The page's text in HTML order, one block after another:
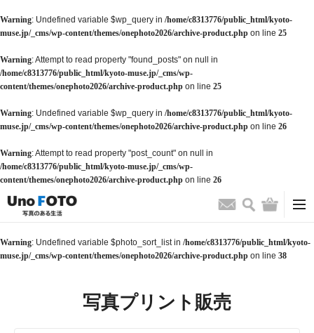
Warning: Undefined variable $wp_query in /home/c8313776/public_html/kyoto-
muse.jp/_cms/wp-content/themes/onephoto2026/archive-product.php on line 25
Warning: Attempt to read property "found_posts" on null in
/home/c8313776/public_html/kyoto-muse.jp/_cms/wp-
content/themes/onephoto2026/archive-product.php on line 25
Warning: Undefined variable $wp_query in /home/c8313776/public_html/kyoto-
muse.jp/_cms/wp-content/themes/onephoto2026/archive-product.php on line 26
Warning: Attempt to read property "post_count" on null in
/home/c8313776/public_html/kyoto-muse.jp/_cms/wp-
content/themes/onephoto2026/archive-product.php on line 26
お問い合わせ
検索 バッグ
Warning: Undefined variable $photo_sort_list in /home/c8313776/public_html/kyoto-
muse.jp/_cms/wp-content/themes/onephoto2026/archive-product.php on line 38
写真プリント販売